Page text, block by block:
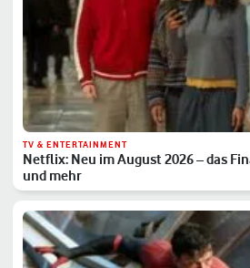
TV & ENTERTAINMENT
Netflix: Neu im August 2026 – das
und mehr